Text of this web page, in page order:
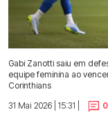
Gabi Zanotti saiu em
equipe feminina ao
Corinthians
31 Mai 2026 | 15:31 |
0